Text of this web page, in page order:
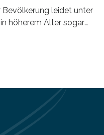
leidet unter
höherem Alter sogar
Schlafdefizit:
aktuellen Metastudie
Gehirnregionen
der Studie
Psychiatry